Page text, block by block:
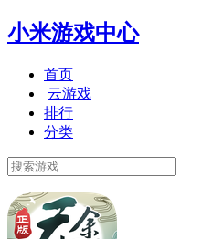
小米游戏中心
首页
云游戏
排行
分类